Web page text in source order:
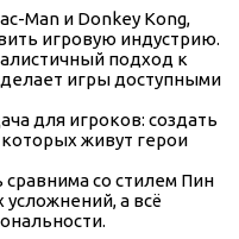
Man и Donkey Kong,
игровую индустрию.
подход к
игры доступными
для игроков: создать
живут герои
со стилем Пин
а всё